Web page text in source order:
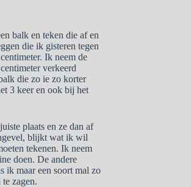
balk en teken die af en
die ik gisteren tegen
Ik neem de
verkeerd
die zo ie zo korter
3 keer en ook bij het
plaats en ze dan af
blijkt wat ik wil
tekenen. Ik neem
doen. De andere
ik maar een soort mal zo
zagen.